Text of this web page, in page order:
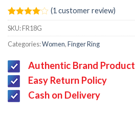
Rated
4.00out
based on
1
rating
(1 customer review)
SKU:FR18G
Categories:Women,Finger Ring
Authentic Brand Product
Easy Return Policy
Cash on Delivery